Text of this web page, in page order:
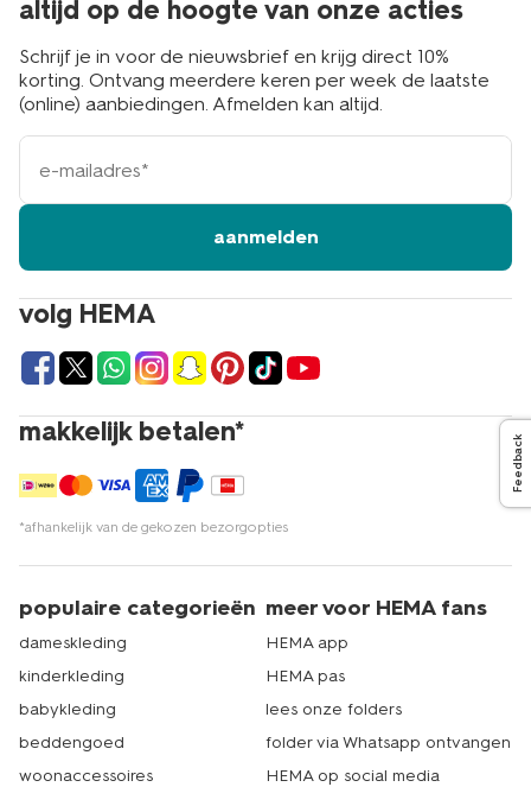
volg HEMA
makkelijk betalen*
*afhankelijk van de gekozen bezorgopties
altijd op de hoogte van onze acties
Schrijf je in voor de nieuwsbrief en krijg direct 10%
korting. Ontvang meerdere keren per week de laatste
(online) aanbiedingen. Afmelden kan altijd.
e-
mailadres
aanmelden
populaire categorieën
dameskleding
kinderkleding
babykleding
beddengoed
woonaccessoires
meer voor HEMA fans
HEMA app
HEMA pas
lees onze folders
folder via Whatsapp ontvangen
HEMA op social media
Feedback